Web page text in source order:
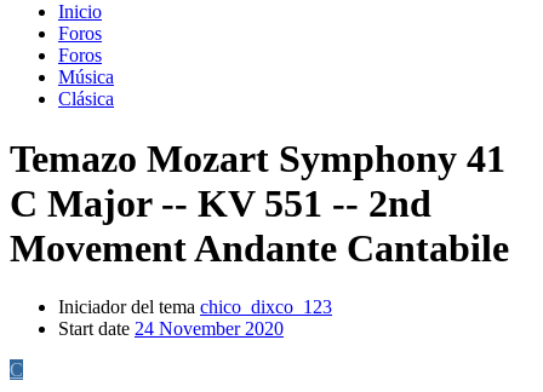
Inicio
Foros
Foros
Música
Clásica
Temazo Mozart Symphony 41
C Major -- KV 551 -- 2nd
Movement Andante Cantabile
Iniciador del tema chico_dixco_123
Start date 24 November 2020
C